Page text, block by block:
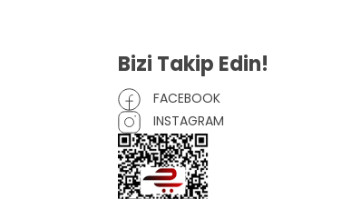
Bizi Takip Edin!
FACEBOOK
INSTAGRAM